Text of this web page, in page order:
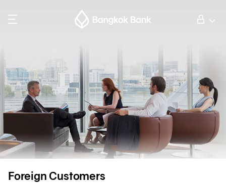
ลูกค้าธุรกิจ
กิจการธนาคารต่างประเทศ
นักลงทุนสัมพันธ์
Foreign Customers